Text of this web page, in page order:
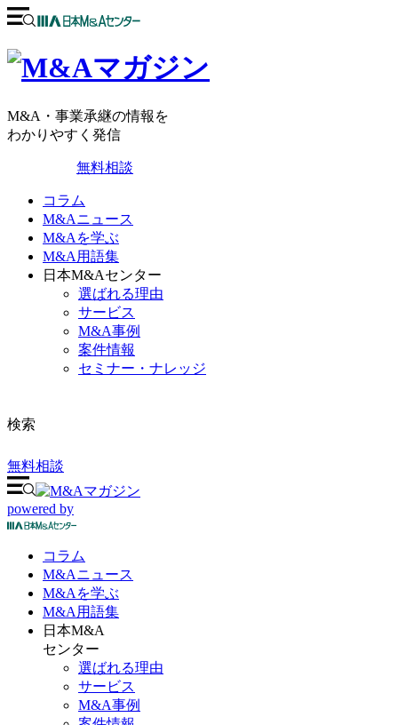
M&A・事業承継の情報を
わかりやすく発信
無料相談
コラム
M&Aニュース
M&Aを学ぶ
M&A用語集
日本M&Aセンター
選ばれる理由
サービス
M&A事例
案件情報
セミナー・ナレッジ
検索
無料相談
powered by
コラム
M&Aニュース
M&Aを学ぶ
M&A 用語集
日本M&A
センター
選ばれる理由
サービス
M&A事例